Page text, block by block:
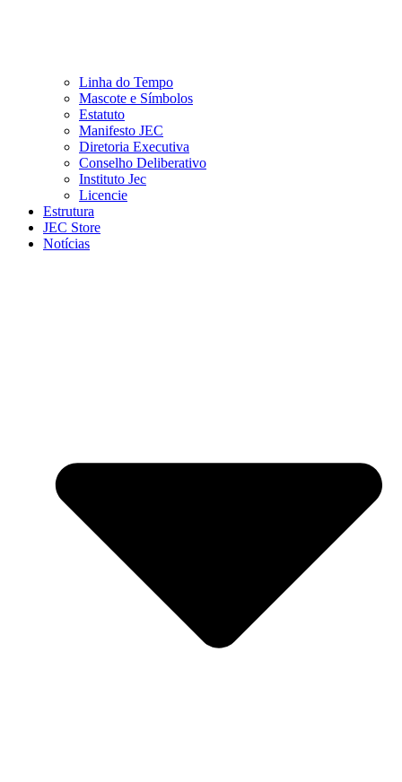
Linha do Tempo
Mascote e Símbolos
Estatuto
Manifesto JEC
Diretoria Executiva
Conselho Deliberativo
Instituto Jec
Licencie
Estrutura
JEC Store
Notícias